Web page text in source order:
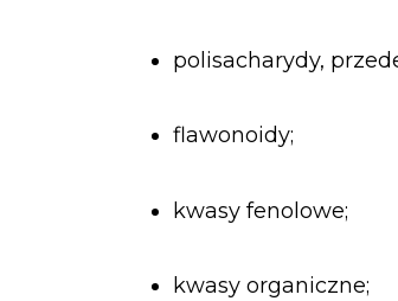
polisacharydy,
flawonoidy;
kwasy fenolowe;
kwasy organiczne;